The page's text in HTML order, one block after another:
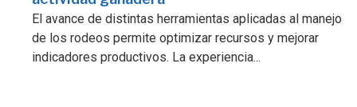
El avance de distintas herramientas aplicadas al manejo
de los rodeos permite optimizar recursos y mejorar
indicadores productivos. La experiencia...